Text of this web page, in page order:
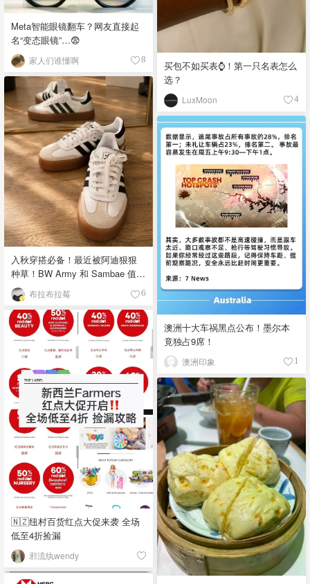
买包不如买表⌚️！第一只名表怎么
选？
LuxMoon 4
Meta智能眼镜翻车？网友直接起
名“变态眼镜”…😨
家人们谁懂啊 8
入秋穿搭必备！最近被阿迪狠狠
种草！BW Army 和 Sambae 值得
拥有！布拉布拉莓 6
澳洲十大车祸黑点公布！墨尔本
竟独占9席！
澳洲印象 1
🇳🇿纽村百货红点大促来袭 全场
低至4折捡漏
邪流纨wendy